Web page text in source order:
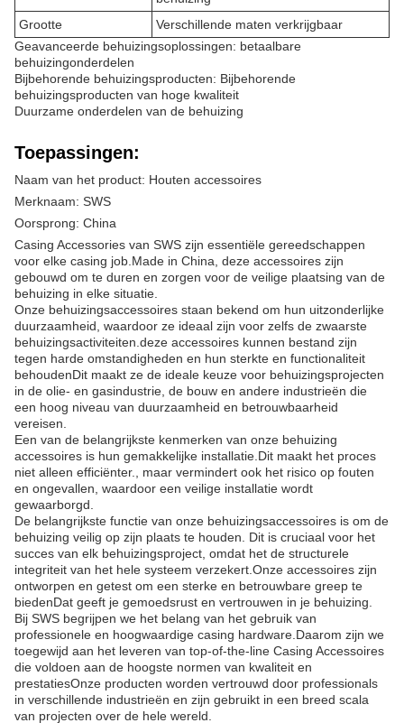
Grootte
Verschillende maten verkrijgbaar
Geavanceerde behuizingsoplossingen: betaalbare
behuizingonderdelen
Bijbehorende behuizingsproducten: Bijbehorende
behuizingsproducten van hoge kwaliteit
Duurzame onderdelen van de behuizing
Toepassingen:
Naam van het product: Houten accessoires
Merknaam: SWS
Oorsprong: China
Casing Accessories van SWS zijn essentiële gereedschappen
voor elke casing job.Made in China, deze accessoires zijn
gebouwd om te duren en zorgen voor de veilige plaatsing van de
behuizing in elke situatie.
Onze behuizingsaccessoires staan bekend om hun uitzonderlijke
duurzaamheid, waardoor ze ideaal zijn voor zelfs de zwaarste
behuizingsactiviteiten.deze accessoires kunnen bestand zijn
tegen harde omstandigheden en hun sterkte en functionaliteit
behoudenDit maakt ze de ideale keuze voor behuizingsprojecten
in de olie- en gasindustrie, de bouw en andere industrieën die
een hoog niveau van duurzaamheid en betrouwbaarheid
vereisen.
Een van de belangrijkste kenmerken van onze behuizing
accessoires is hun gemakkelijke installatie.Dit maakt het proces
niet alleen efficiënter., maar vermindert ook het risico op fouten
en ongevallen, waardoor een veilige installatie wordt
gewaarborgd.
De belangrijkste functie van onze behuizingsaccessoires is om de
behuizing veilig op zijn plaats te houden. Dit is cruciaal voor het
succes van elk behuizingsproject, omdat het de structurele
integriteit van het hele systeem verzekert.Onze accessoires zijn
ontworpen en getest om een sterke en betrouwbare greep te
biedenDat geeft je gemoedsrust en vertrouwen in je behuizing.
Bij SWS begrijpen we het belang van het gebruik van
professionele en hoogwaardige casing hardware.Daarom zijn we
toegewijd aan het leveren van top-of-the-line Casing Accessoires
die voldoen aan de hoogste normen van kwaliteit en
prestatiesOnze producten worden vertrouwd door professionals
in verschillende industrieën en zijn gebruikt in een breed scala
van projecten over de hele wereld.